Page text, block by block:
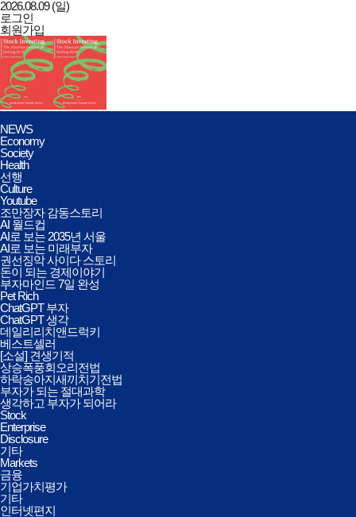
2026.08.09 (일)
로그인
회원가입
데일리리치앤드럭키
전체메뉴
열기/
닫기
NEWS
Economy
Society
Health
선행
Culture
Youtube
조만장자 감동스토리
AI 월드컵
AI로 보는 2035년 서울
AI로 보는 미래부자
권선징악 사이다 스토리
돈이 되는 경제이야기
부자마인드 7일 완성
Pet Rich
ChatGPT 부자
ChatGPT 생각
데일리리치앤드럭키
베스트셀러
[소설] 견생기적
상승폭풍회오리전법
하락송아지새끼치기전법
부자가 되는 절대과학
생각하고 부자가 되어라
Stock
Enterprise
Disclosure
기타
Markets
금융
기업가치평가
기타
인터넷편지